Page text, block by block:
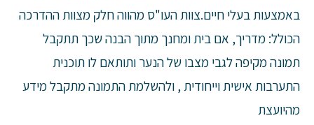
באמצעות בעלי חיים.צוות העו"ס מהווה חלק מצוות ההדרכה
הכולל: מדריך, אם בית ומחנך מתוך הבנה שכך תתקבל
תמונה מקיפה לגבי מצבו של הנער ותותאם לו תוכנית
התערבות אישית וייחודית , ולהשלמת התמונה מתקבל מידע
מהיועצת